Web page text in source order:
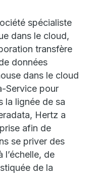
spécialiste
dans le cloud,
transfère
données
dans le cloud
Service pour
la lignée de sa
Hertz a
afin de
se priver des
l’échelle, de
de la